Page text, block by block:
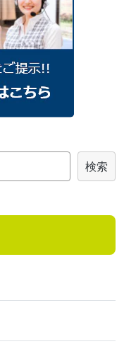
検索